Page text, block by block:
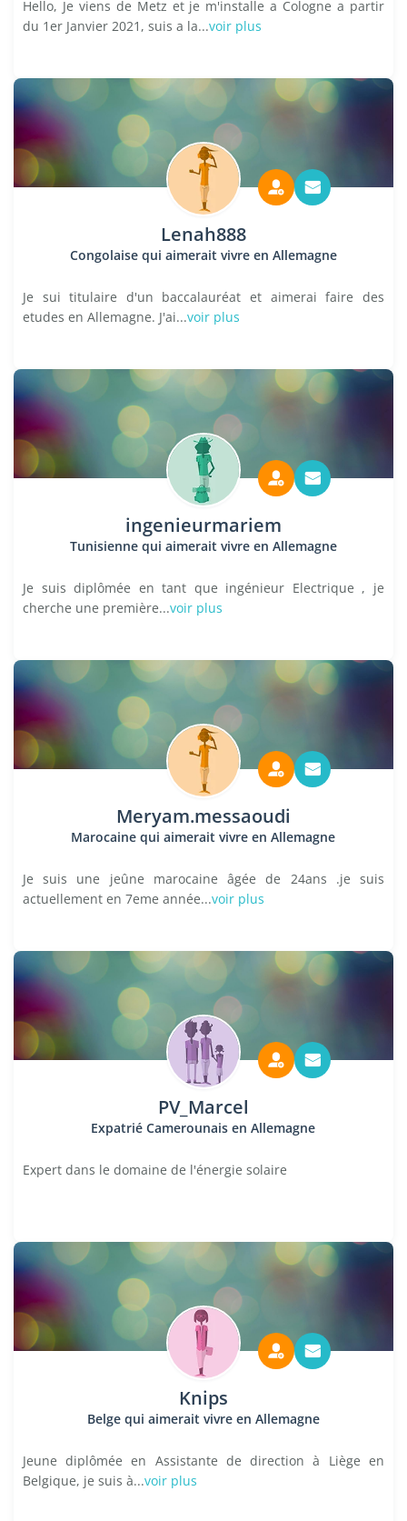
Hello, Je viens de Metz et je m'installe a Cologne a partir
du 1er Janvier 2021, suis a la...voir plus
Lenah888
Congolaise qui aimerait vivre en Allemagne
Je sui titulaire d'un baccalauréat et aimerai faire des
etudes en Allemagne. J'ai...voir plus
ingenieurmariem
Tunisienne qui aimerait vivre en Allemagne
Je suis diplômée en tant que ingénieur Electrique , je
cherche une première...voir plus
Meryam.messaoudi
Marocaine qui aimerait vivre en Allemagne
Je suis une jeûne marocaine âgée de 24ans .je suis
actuellement en 7eme année...voir plus
PV_Marcel
Expatrié Camerounais en Allemagne
Expert dans le domaine de l'énergie solaire
Knips
Belge qui aimerait vivre en Allemagne
Jeune diplômée en Assistante de direction à Liège en
Belgique, je suis à...voir plus